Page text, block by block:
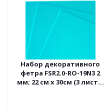
Набор декоративного
фетра FSR2.0-RO-19N3 2
мм; 22 см х 30см (3 листа,